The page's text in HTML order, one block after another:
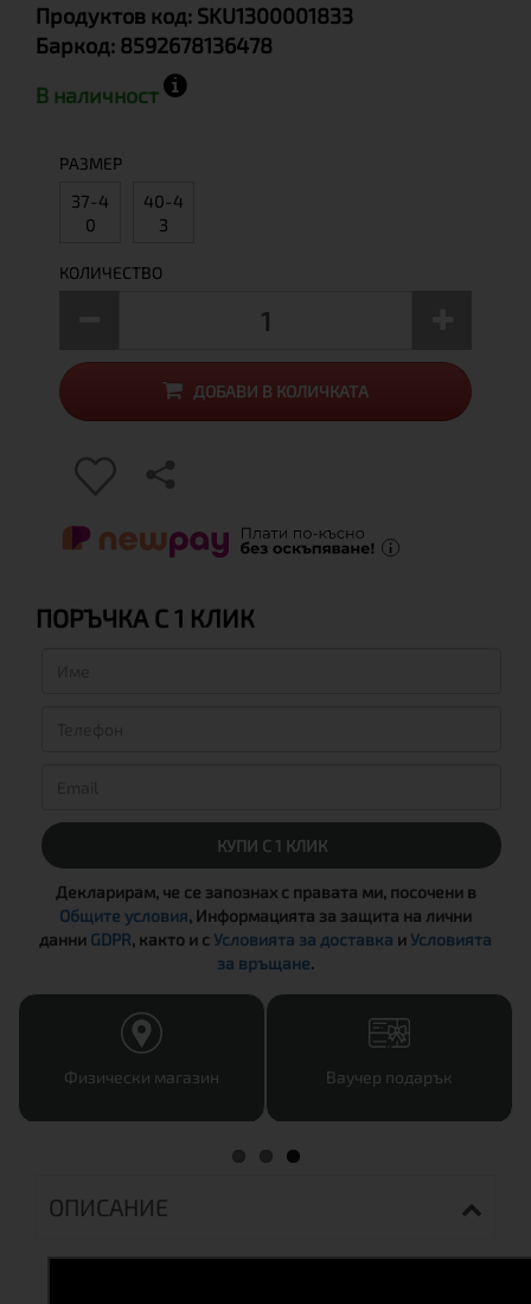
Продуктов код: SKU1300001833
Баркод: 8592678136478
В наличност
РАЗМЕР
37-4
0
40-4
3
КОЛИЧЕСТВО
ДОБАВИ В КОЛИЧКАТА
ПОРЪЧКА С 1 КЛИК
КУПИ С 1 КЛИК
Декларирам, че се запознах с правата ми, посочени в
Общите условия, Информацията за защита на лични
данни GDPR, както и сУсловията за доставка иУсловията
за връщане.
Физически магазин Ваучер подарък
ОПИСАНИЕ